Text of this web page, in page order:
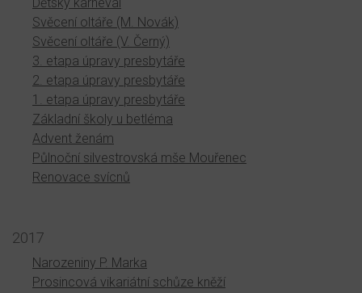
Svěcení oltáře (M. Novák)
Svěcení oltáře (V. Černý)
3. etapa úpravy presbytáře
2. etapa úpravy presbytáře
1. etapa úpravy presbytáře
Základní školy u betléma
Advent ženám
Půlnoční silvestrovská mše Mouřenec
Renovace svícnů
2017
Narozeniny P. Marka
Prosincová vikariátní schůze kněží